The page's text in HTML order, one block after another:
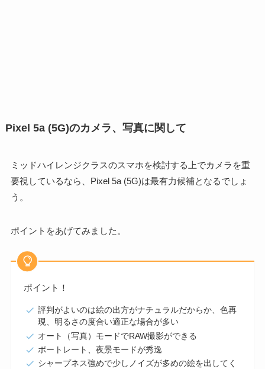
Pixel 5a (5G)のカメラ、写真に関して
ミッドハイレンジクラスのスマホを検討する上でカメラを重
要視しているなら、Pixel 5a (5G)は最有力候補となるでしょ
う。
ポイントをあげてみました。
ポイント！
評判がよいのは絵の出方がナチュラルだからか、色再
現、明るさの度合い適正な場合が多い
オート（写真）モードでRAW撮影ができる
ポートレート、夜景モードが秀逸
シャープネス強めで少しノイズが多めの絵を出してく